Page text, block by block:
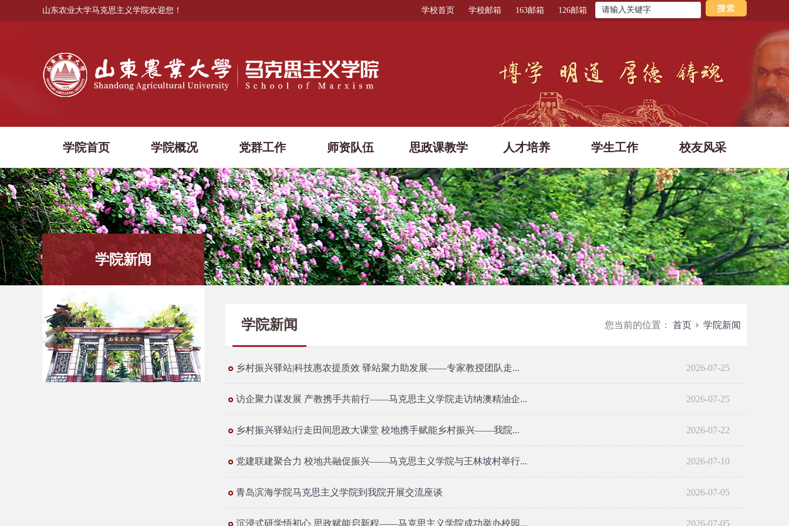
山东农业大学马克思主义学院欢迎您！ 学校首页 学校邮箱 163邮箱 126邮箱
学院首页 学院概况 党群工作 师资队伍 思政课教学 人才培养 学生工作 校友风采
学院新闻 您当前的位置： 首页 学院新闻
乡村振兴驿站|科技惠农提质效 驿站聚力助发展——专家教授团队走... 2026-07-25
访企聚力谋发展 产教携手共前行——马克思主义学院走访纳澳精油企... 2026-07-25
乡村振兴驿站|行走田间思政大课堂 校地携手赋能乡村振兴——我院... 2026-07-22
党建联建聚合力 校地共融促振兴——马克思主义学院与王林坡村举行... 2026-07-10
青岛滨海学院马克思主义学院到我院开展交流座谈 2026-07-05
沉浸式研学悟初心 思政赋能启新程——马克思主义学院成功举办校园... 2026-07-05
学院新闻